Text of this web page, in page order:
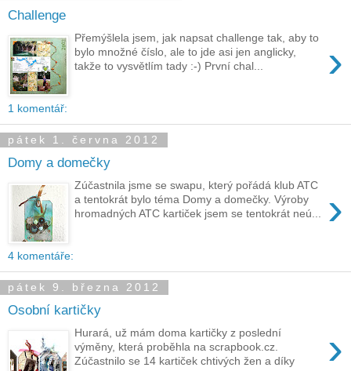
Challenge
›
Přemýšlela jsem, jak napsat challenge tak, aby to
bylo množné číslo, ale to jde asi jen anglicky,
takže to vysvětlím tady :-) První chal...
1 komentář:
pátek 1. června 2012
Domy a domečky
›
Zúčastnila jsme se swapu, který pořádá klub ATC
a tentokrát bylo téma Domy a domečky. Výroby
hromadných ATC kartiček jsem se tentokrát neú...
4 komentáře:
pátek 9. března 2012
Osobní kartičky
›
Hurará, už mám doma kartičky z poslední
výměny, která proběhla na scrapbook.cz.
Zúčastnilo se 14 kartiček chtivých žen a díky